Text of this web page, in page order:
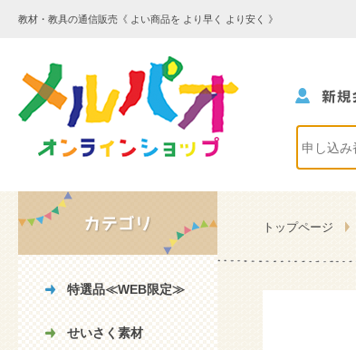
教材・教具の通信販売《 よい商品を より早く より安く 》
特選品≪WEB限定≫
せいさく素材
トップページ